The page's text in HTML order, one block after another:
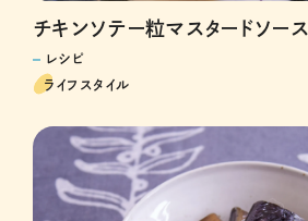
チキンソテー粒マスタードソース
レシピ
ライフスタイル